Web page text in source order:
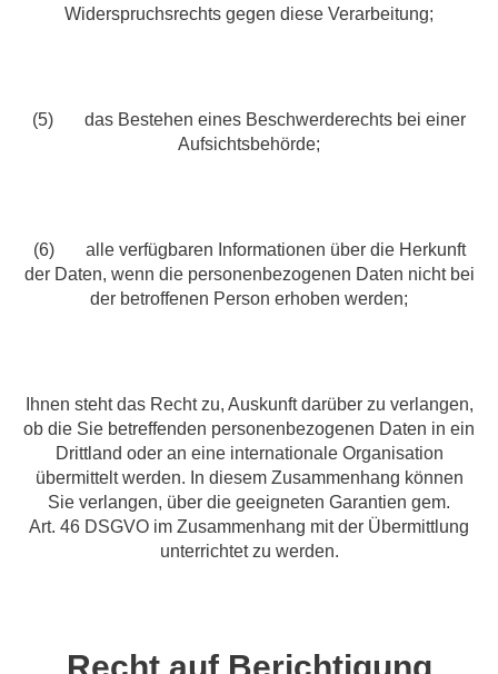
Widerspruchsrechts gegen diese Verarbeitung;
(5) das Bestehen eines Beschwerderechts bei einer
Aufsichtsbehörde;
(6) alle verfügbaren Informationen über die Herkunft
der Daten, wenn die personenbezogenen Daten nicht bei
der betroffenen Person erhoben werden;
Ihnen steht das Recht zu, Auskunft darüber zu verlangen,
ob die Sie betreffenden personenbezogenen Daten in ein
Drittland oder an eine internationale Organisation
übermittelt werden. In diesem Zusammenhang können
Sie verlangen, über die geeigneten Garantien gem.
Art. 46 DSGVO im Zusammenhang mit der Übermittlung
unterrichtet zu werden.